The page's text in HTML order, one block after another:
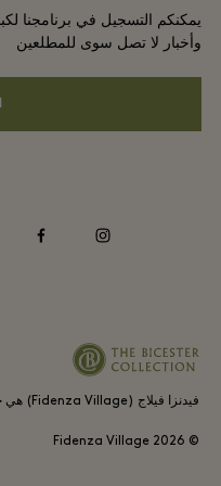
الوظائف
تنزيل التطبيق
بطاقة هدايا فيدنزا فيلاج (Fidenza Village)
إشعارات الخصوصية
Whistleblowing
وأخبار لا تصل سوى للمطلعين
فيدنزا فيلاج (Fidenza Village) هي جزء من ذا بستر كولكشن
© Fidenza Village
2026
instagram